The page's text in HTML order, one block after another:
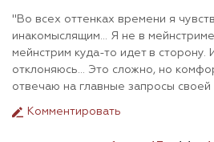
"Во всех оттенках времени я
инакомыслящим... Я не в
мейнстрим куда-то идет в сторону.
отклоняюсь... Это сложно, но
отвечаю на главные запросы своей
Комментировать